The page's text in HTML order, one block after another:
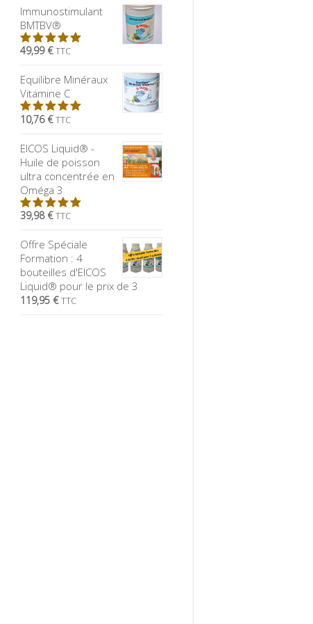
Immunostimulant
BMTBV®
5.00 sur
49,99 € TTC
Equilibre Minéraux
Vitamine C
5.00 sur
10,76 € TTC
EICOS Liquid® -
Huile de poisson
ultra concentrée en
Oméga 3
5.00 sur
39,98 € TTC
Offre Spéciale
Formation : 4
bouteilles d'EICOS
Liquid® pour le prix de 3
119,95 € TTC